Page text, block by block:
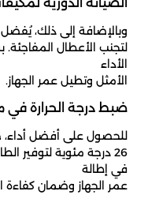
وبالإضافة إلى ذلك،
لتجنب الأعطال
الأداء
الأمثل وتطيل عمر الجهاز.
ضبط درجة الحرارة في
26 درجة مئوية لتوفير
في إطالة
عمر الجهاز وضمان كفاءة